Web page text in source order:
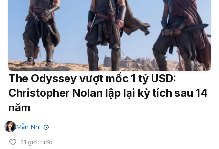
The Odyssey vượt mốc 1 tỷ USD:
Christopher Nolan lập lại kỳ tích sau 14
năm
Mẫn Nhi ✔
21 giờ trước